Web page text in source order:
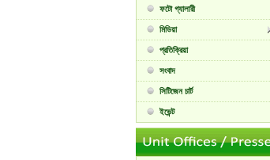
ফটো গ্যালারী
মিডিয়া
প্রতিক্রিয়া
সংবাদ
সিটিজেন চার্ট
ইভেন্ট